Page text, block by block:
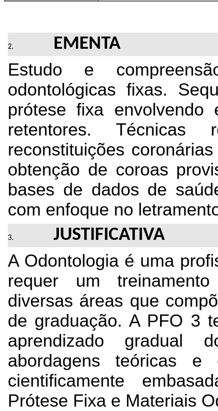
EMENTA
Estudo e
odontológicas fixas.
prótese fixa
retentores. Técnicas
reconstituições
obtenção de coroas
bases de dados de
com enfoque no
JUSTIFICATIVA
A Odontologia é uma
requer um
diversas áreas que
de graduação. A PFO 3
aprendizado gradual
abordagens teóricas e
cientificamente
Prótese Fixa e Materiais